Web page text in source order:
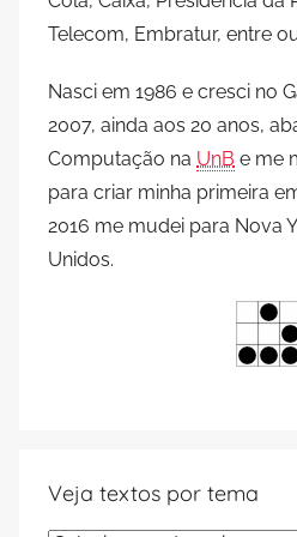
Telecom, Embratur, entre
Nasci em 1986 e cresci no
2007, ainda aos 20 anos,
Computação na UnB e me
para criar minha primeira
2016 me mudei para Nova
Unidos.
Veja textos por tema